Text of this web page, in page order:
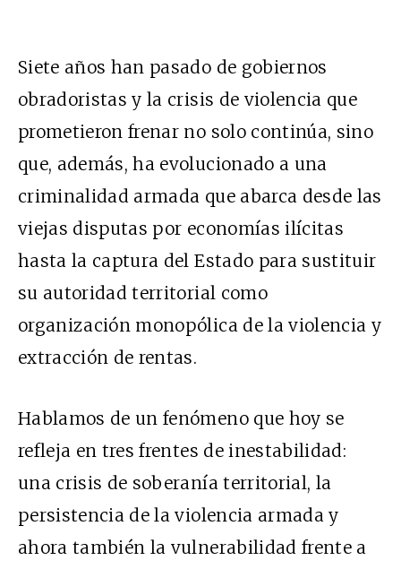
Siete años han pasado de gobiernos
obradoristas y la crisis de violencia que
prometieron frenar no solo continúa, sino
que, además, ha evolucionado a una
criminalidad armada que abarca desde las
viejas disputas por economías ilícitas
hasta la captura del Estado para sustituir
su autoridad territorial como
organización monopólica de la violencia y
extracción de rentas.
Hablamos de un fenómeno que hoy se
refleja en tres frentes de inestabilidad:
una crisis de soberanía territorial, la
persistencia de la violencia armada y
ahora también la vulnerabilidad frente a